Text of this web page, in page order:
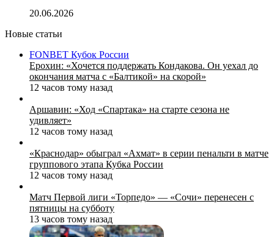
20.06.2026
Новые статьи
FONBET Кубок России
Ерохин: «Хочется поддержать Кондакова. Он уехал до
окончания матча с «Балтикой» на скорой»
12 часов тому назад
Аршавин: «Ход «Спартака» на старте сезона не
удивляет»
12 часов тому назад
«Краснодар» обыграл «Ахмат» в серии пенальти в матче
группового этапа Кубка России
12 часов тому назад
Матч Первой лиги «Торпедо» — «Сочи» перенесен с
пятницы на субботу
13 часов тому назад